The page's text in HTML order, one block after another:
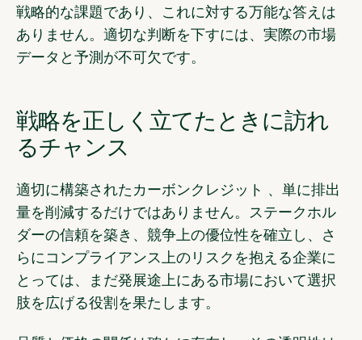
戦略的な課題であり、これに対する万能な答えは
ありません。適切な判断を下すには、実際の市場
データと予測が不可欠です。
戦略を正しく立てたときに訪れ
るチャンス
適切に構築されたカーボンクレジット 、単に排出
量を削減するだけではありません。ステークホル
ダーの信頼を築き、競争上の優位性を確立し、さ
らにコンプライアンス上のリスクを抱える企業に
とっては、まだ発展途上にある市場において選択
肢を広げる役割を果たします。